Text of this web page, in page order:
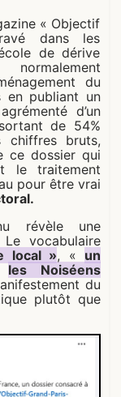
« Objectif
dans les
de dérive
du
en publiant un
d’un
de 54%
chiffres bruts,
ce dossier qui
le traitement
pour être vrai
révèle une
Le vocabulaire
local », « un
les Noiséens
du
plutôt que